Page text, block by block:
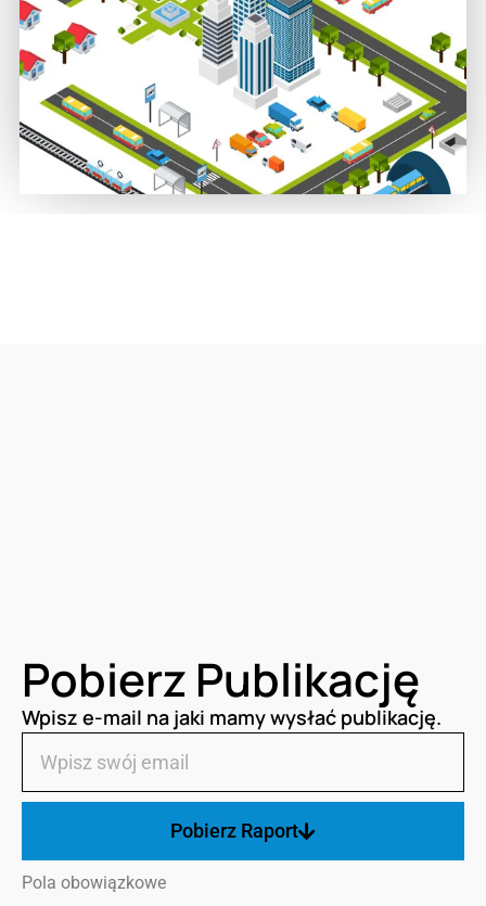
Pobierz Publikację
Wpisz e-mail na jaki mamy wysłać publikację.
Pola obowiązkowe
Pobierz Raport